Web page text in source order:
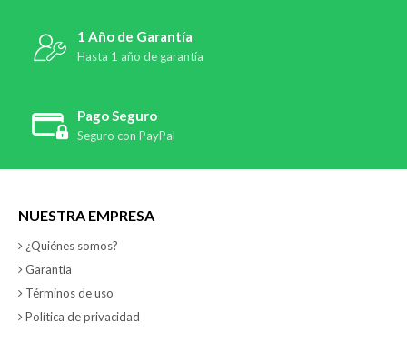
1 Año de Garantía
Hasta 1 año de garantía
Pago Seguro
Seguro con PayPal
NUESTRA EMPRESA
¿Quiénes somos?
Garantía
Términos de uso
Política de privacidad